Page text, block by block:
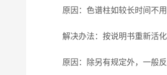
原因：色谱柱如较长时间不用
解决办法：按说明书重新活化
原因：除另有规定外，一般反